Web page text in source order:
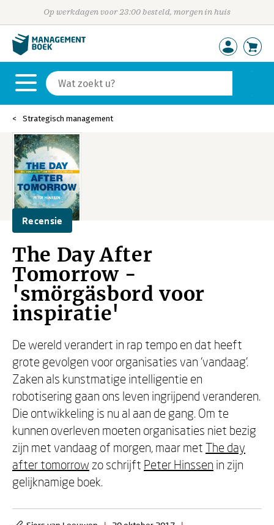
Op werkdagen voor 23:00 besteld, morgen in huis
Strategisch management
Recensie
The Day After
Tomorrow -
'smörgäsbord voor
inspiratie'
De wereld verandert in rap tempo en dat heeft
grote gevolgen voor organisaties van ‘vandaag’.
Zaken als kunstmatige intelligentie en
robotisering gaan ons leven ingrijpend veranderen.
Die ontwikkeling is nu al aan de gang. Om te
kunnen overleven moeten organisaties niet bezig
zijn met vandaag of morgen, maar met The day
after tomorrow zo schrijft Peter Hinssen in zijn
gelijknamige boek.